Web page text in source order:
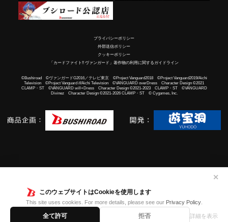
このウェブサイトはCookieを使用します
This site uses cookies. For more details, please see our Privacy Policy.
全て許可 拒否 詳細を表示
✕
プライバシーポリシー
外部送信ポリシー
クッキーポリシー
「カードファイト!! ヴァンガード」著作物の利用に関するガイドライン
©Bushiroad ©ヴァンガードG2016／テレビ東京 ©Project Vanguard2018 ©Project Vanguard2019/Aichi
Television ©Project Vanguard if/Aichi Television ©VANGUARD overDress Character Design ©2021
CLAMP・ST ©VANGUARD will+Dress Character Design ©2021-2023 CLAMP・ST ©VANGUARD
Divinez Character Design ©2021-2026 CLAMP・ST © Cygames, Inc.